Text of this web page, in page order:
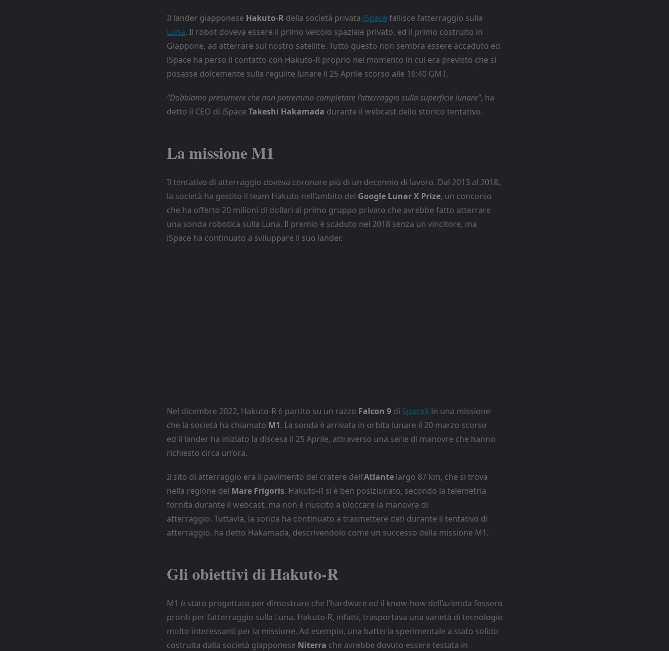
Il lander giapponese Hakuto-R della società privata iSpace fallisce l’atterraggio sulla
Luna. Il robot doveva essere il primo veicolo spaziale privato, ed il primo costruito in
Giappone, ad atterrare sul nostro satellite. Tutto questo non sembra essere accaduto ed
iSpace ha perso il contatto con Hakuto-R proprio nel momento in cui era previsto che si
posasse dolcemente sulla regulite lunare il 25 Aprile scorso alle 16:40 GMT.
“Dobbiamo presumere che non potremmo completare l’atterraggio sulla superficie lunare”, ha
detto il CEO di iSpace Takeshi Hakamada durante il webcast dello storico tentativo.
La missione M1
Il tentativo di atterraggio doveva coronare più di un decennio di lavoro. Dal 2013 al 2018,
la società ha gestito il team Hakuto nell’ambito del Google Lunar X Prize, un concorso
che ha offerto 20 milioni di dollari al primo gruppo privato che avrebbe fatto atterrare
una sonda robotica sulla Luna. Il premio è scaduto nel 2018 senza un vincitore, ma
iSpace ha continuato a sviluppare il suo lander.
Nel dicembre 2022, Hakuto-R è partito su un razzo Falcon 9 di SpaceXin una missione
che la società ha chiamato M1. La sonda è arrivata in orbita lunare il 20 marzo scorso
ed il lander ha iniziato la discesa il 25 Aprile, attraverso una serie di manovre che hanno
richiesto circa un’ora.
Il sito di atterraggio era il pavimento del cratere dell’Atlantelargo 87 km, che si trova
nella regione del Mare Frigoris. Hakuto-R si è ben posizionato, secondo la telemetria
fornita durante il webcast, ma non è riuscito a bloccare la manovra di
atterraggio. Tuttavia, la sonda ha continuato a trasmettere dati durante il tentativo di
atterraggio, ha detto Hakamada, descrivendolo come un successo della missione M1.
Gli obiettivi di Hakuto-R
M1 è stato progettato per dimostrare che l’hardware ed il know-how dell’azienda fossero
pronti per l’atterraggio sulla Luna. Hakuto-R, infatti, trasportava una varietà di tecnologie
molto interessanti per la missione. Ad esempio, una batteria sperimentale a stato solido
costruita dalla società giapponese Niterra che avrebbe dovuto essere testata in